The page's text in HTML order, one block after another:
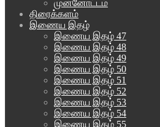
முன்னோட்டம்
திரைக்களம்
இணைய இதழ்
இணைய இதழ் 47
இணைய இதழ் 48
இணைய இதழ் 49
இணைய இதழ் 50
இணைய இதழ் 51
இணைய இதழ் 52
இணைய இதழ் 53
இணைய இதழ் 54
இணைய இதழ் 55